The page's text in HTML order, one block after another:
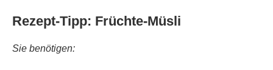
Rezept-Tipp: Früchte-Müsli
Sie benötigen: